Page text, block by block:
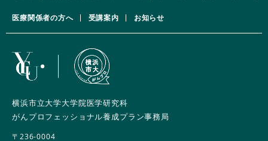
医療関係者の方へ 受講案内 お知らせ
横浜市立大学大学院医学研究科
がんプロフェッショナル養成プラン事務局
〒236-0004